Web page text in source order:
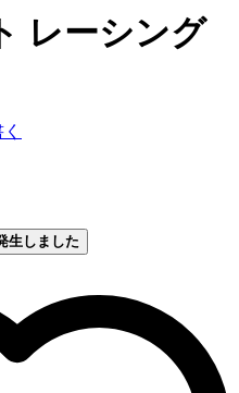
レーシング
生しました